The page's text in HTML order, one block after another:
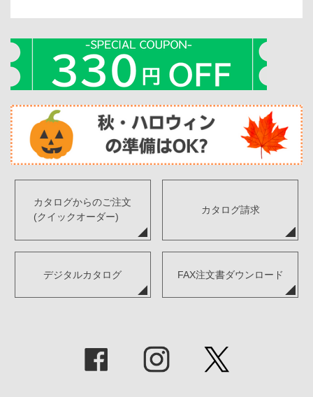
カタログからのご注文
(クイックオーダー)
カタログ請求
デジタルカタログ FAX注文書ダウンロード